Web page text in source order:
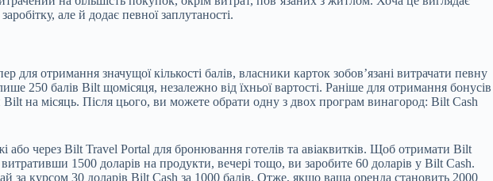
але й додає певної заплутаності.
отримання значущої кількості балів, власники карток зобов’язані витрачати певну
250 балів Bilt щомісяця, незалежно від їхньої вартості. Раніше для отримання бонусів
на місяць. Після цього, ви можете обрати одну з двох програм винагород: Bilt Cash
або через Bilt Travel Portal для бронювання готелів та авіаквитків. Щоб отримати Bilt
1500 доларів на продукти, вечері тощо, ви заробите 60 доларів у Bilt Cash.
за курсом 30 доларів Bilt Cash за 1000 балів. Отже, якщо ваша оренда становить 2000